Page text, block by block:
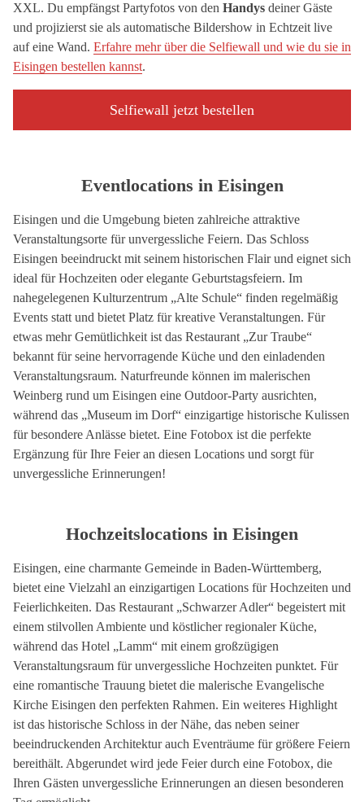
XXL. Du empfängst Partyfotos von den Handys deiner Gäste
und projizierst sie als automatische Bildershow in Echtzeit live
auf eine Wand. Erfahre mehr über die Selfiewall und wie du sie in
Eisingen bestellen kannst.
Selfiewall jetzt bestellen
Eventlocations in Eisingen
Eisingen und die Umgebung bieten zahlreiche attraktive
Veranstaltungsorte für unvergessliche Feiern. Das Schloss
Eisingen beeindruckt mit seinem historischen Flair und eignet sich
ideal für Hochzeiten oder elegante Geburtstagsfeiern. Im
nahegelegenen Kulturzentrum „Alte Schule“ finden regelmäßig
Events statt und bietet Platz für kreative Veranstaltungen. Für
etwas mehr Gemütlichkeit ist das Restaurant „Zur Traube“
bekannt für seine hervorragende Küche und den einladenden
Veranstaltungsraum. Naturfreunde können im malerischen
Weinberg rund um Eisingen eine Outdoor-Party ausrichten,
während das „Museum im Dorf“ einzigartige historische Kulissen
für besondere Anlässe bietet. Eine Fotobox ist die perfekte
Ergänzung für Ihre Feier an diesen Locations und sorgt für
unvergessliche Erinnerungen!
Hochzeitslocations in Eisingen
Eisingen, eine charmante Gemeinde in Baden-Württemberg,
bietet eine Vielzahl an einzigartigen Locations für Hochzeiten und
Feierlichkeiten. Das Restaurant „Schwarzer Adler“ begeistert mit
einem stilvollen Ambiente und köstlicher regionaler Küche,
während das Hotel „Lamm“ mit einem großzügigen
Veranstaltungsraum für unvergessliche Hochzeiten punktet. Für
eine romantische Trauung bietet die malerische Evangelische
Kirche Eisingen den perfekten Rahmen. Ein weiteres Highlight
ist das historische Schloss in der Nähe, das neben seiner
beeindruckenden Architektur auch Eventräume für größere Feiern
bereithält. Abgerundet wird jede Feier durch eine Fotobox, die
Ihren Gästen unvergessliche Erinnerungen an diesen besonderen